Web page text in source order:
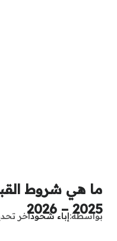
ما هي شروط
2025 – 2026
بواسطة إباء شحودآخر